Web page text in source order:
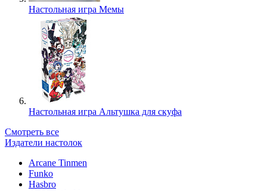
Настольная игра Мемы
Настольная игра Альтушка для скуфа
Смотреть все
Издатели настолок
Arcane Tinmen
Funko
Hasbro